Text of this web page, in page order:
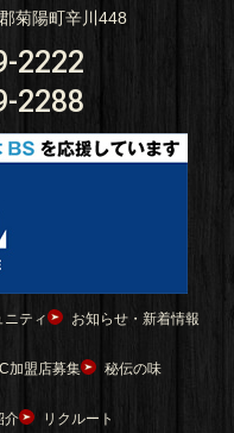
菊陽町辛川448
2222
2288
ティ お知らせ・新着情報
加盟店募集 秘伝の味
介 リクルート